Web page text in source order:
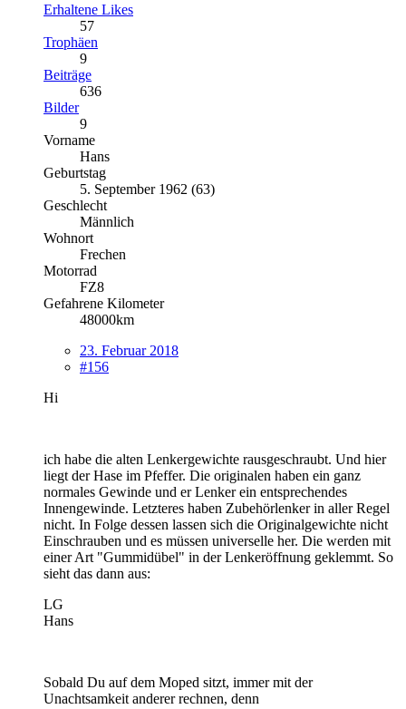
Erhaltene Likes
57
Trophäen
9
Beiträge
636
Bilder
9
Vorname
Hans
Geburtstag
5. September 1962 (63)
Geschlecht
Männlich
Wohnort
Frechen
Motorrad
FZ8
Gefahrene Kilometer
48000km
23. Februar 2018
#156
Hi
ich habe die alten Lenkergewichte rausgeschraubt. Und hier
liegt der Hase im Pfeffer. Die originalen haben ein ganz
normales Gewinde und er Lenker ein entsprechendes
Innengewinde. Letzteres haben Zubehörlenker in aller Regel
nicht. In Folge dessen lassen sich die Originalgewichte nicht
Einschrauben und es müssen universelle her. Die werden mit
einer Art "Gummidübel" in der Lenkeröffnung geklemmt. So
sieht das dann aus:
LG
Hans
Sobald Du auf dem Moped sitzt, immer mit der
Unachtsamkeit anderer rechnen, denn